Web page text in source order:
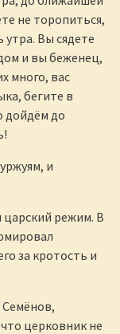
не торопиться,
утра. Вы сядете
и вы беженец,
много, вас
бегите в
дойдём до
и
царский режим. В
за кротость и
Семёнов,
церковник не